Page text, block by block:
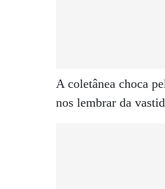
A coletânea choca
nos lembrar da